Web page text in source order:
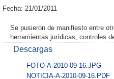
Fecha: 21/01/2011
Se pusieron de manifiesto entre
herramientas jurídicas, controles
Descargas
FOTO-A-2010-09-16.JPG
NOTICIA-A-2010-09-16.PDF